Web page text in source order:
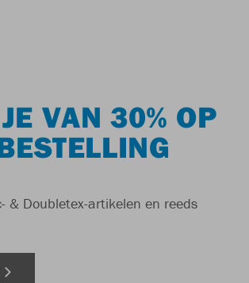
VAN 30% OP
& Doubletex-artikelen en reeds